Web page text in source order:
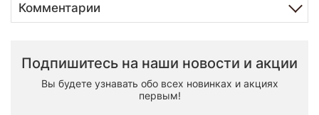
Комментарии
Подпишитесь на наши новости и акции
Вы будете узнавать обо всех новинках и акциях
первым!